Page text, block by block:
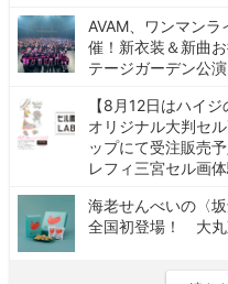
AVAM、ワンマン
催！新衣装＆新曲
テージガーデン公
【8月12日はハイ
オリジナル大判セ
ップにて受注販売
レフィ三宮セル画
海老せんべいの〈
全国初登場！ 大丸